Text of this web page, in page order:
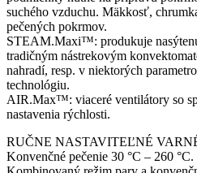
suchého vzduchu. Mäkkosť,
pečených pokrmov.
STEAM.Maxi™: produkuje
tradičným nástrekovým
nahradí, resp. v niektorých
technológiu.
AIR.Max™: viaceré ventilátory so
nastavenia rýchlosti.
RUČNE NASTAVITEĽNÉ
Konvenčné pečenie 30 °C – 260 °C.